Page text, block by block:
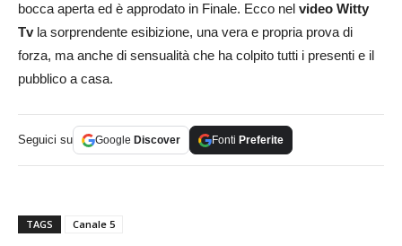
bocca aperta ed è approdato in Finale. Ecco nel video Witty
Tvla sorprendente esibizione, una vera e propria prova di
forza, ma anche di sensualità che ha colpito tutti i presenti e il
pubblico a casa.
Seguici su Google Discover Fonti Preferite
TAGS Canale 5